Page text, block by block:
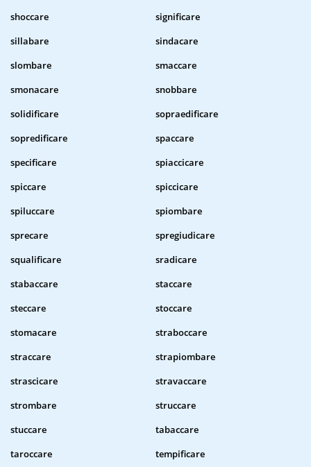
shoccare
significare
sillabare
sindacare
slombare
smaccare
smonacare
snobbare
solidificare
sopraedificare
sopredificare
spaccare
specificare
spiaccicare
spiccare
spiccicare
spiluccare
spiombare
sprecare
spregiudicare
squalificare
sradicare
stabaccare
staccare
steccare
stoccare
stomacare
straboccare
straccare
strapiombare
strascicare
stravaccare
strombare
struccare
stuccare
tabaccare
taroccare
tempificare